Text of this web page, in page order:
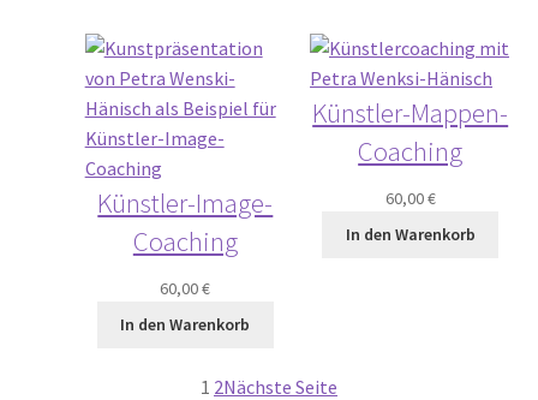
Künstler-Image-
Coaching
60,00€
In den Warenkorb
Künstler-Mappen-
Coaching
60,00€
In den Warenkorb
1 2Nächste Seite